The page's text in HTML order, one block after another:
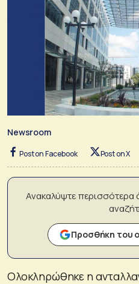
Newsroom
Post on Facebook Post on X
Ανακαλύψτε
Προσθήκη του
Ολοκληρώθηκε η